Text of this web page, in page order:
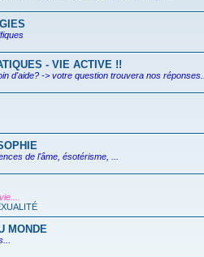
- VIE ACTIVE !!
d'aide? -> votre question trouvera nos réponses...
de l'âme, ésotérisme, ...
MONDE